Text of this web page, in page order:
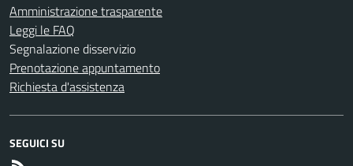
Amministrazione trasparente
Leggi le FAQ
Segnalazione disservizio
Prenotazione appuntamento
Richiesta d'assistenza
SEGUICI SU